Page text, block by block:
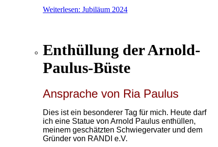
Weiterlesen: Jubiläum 2024
Enthüllung der Arnold-
Paulus-Büste
Ansprache von Ria Paulus
Dies ist ein besonderer Tag für mich. Heute darf
ich eine Statue von Arnold Paulus enthüllen,
meinem geschätzten Schwiegervater und dem
Gründer von RANDI e.V.